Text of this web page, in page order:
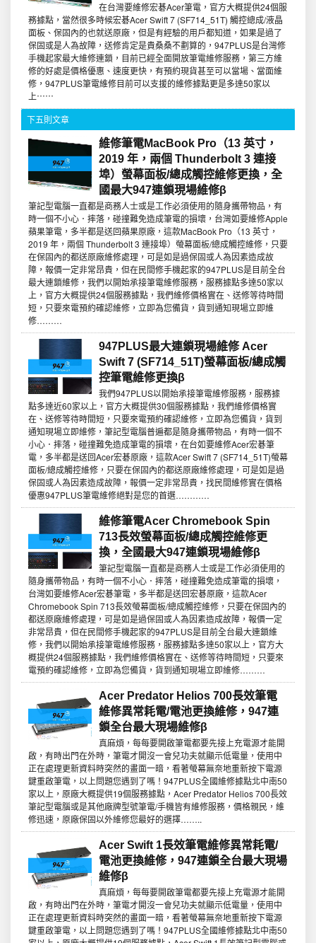
在台灣要維修宏碁Acer筆電，官方大概提供24個服
務據點，當然很多時候宏碁Acer Swift 7 (SF714_51T) 觸控總成/液晶
面板、保固內的也就送原廠，但是有經驗的用戶都知道，如果是過了
保固或是人為故障，送修肯定是貴桑桑不劃算的，947PLUS是台灣修
手機起家最大維修連鎖，目前已經全面開放筆電維修服務，第三方維
修的好處是價格優惠、速度更快，有預約現貨甚至可以當場、當面維
修，947PLUS筆電維修目前可以支援的維修據點更是多達50家以
上⋯⋯
下五則文章
維修筆電MacBook Pro（13 英寸，
2019 年，兩個 Thunderbolt 3 連接
埠）螢幕面板/總成觸控維修更換，全
國最大947連鎖現場維修β
筆記型電腦一直都是商務人士或是工作必須使用的隨身攜帶物品，有
時一個不小心．摔落，碰撞難免造成筆電的損壞，台灣如要維修Apple
蘋果筆電，多半都是送回蘋果原廠，這款MacBook Pro（13 英寸，
2019 年，兩個 Thunderbolt 3 連接埠）螢幕面板/總成觸控維修，只要
在保固內的都送原廠維修處理，可是如是過保固或人為因素造成故
障，報價一定非常昂貴，但在民間修手機起家的947PLUS是目前全台
最大連鎖維修，我們以開始承接筆電維修服務，服務據點多達50家以
上，官方大概提供24個服務據點，我們維修價格實在、送修等待時間
短，只要來電預約確認維修，立即為您備貨，貨到通知現場立即維
修………
947PLUS最大連鎖現場維修 Acer
Swift 7 (SF714_51T)螢幕面板/總成觸
控筆電維修更換β
我們947PLUS以開始承接筆電維修服務，服務據
點多達近60家以上，官方大概提供30個服務據點，我們維修價格實
在、送修等待時間短，只要來電預約確認維修，立即為您備貨，貨到
通知現場立即維修，筆記型電腦普遍都是隨身攜帶物品，有時一個不
小心．摔落，碰撞難免造成筆電的損壞，在台如要維修Acer宏碁筆
電，多半都是送回Acer宏碁原廠，這款Acer Swift 7 (SF714_51T)螢幕
面板/總成觸控維修，只要在保固內的都送原廠維修處理，可是如是過
保固或人為因素造成故障，報價一定非常昂貴，找民間維修實在價格
優惠947PLUS筆電維修絕對是您的首選…………
維修筆電Acer Chromebook Spin
713長效螢幕面板/總成觸控維修更
換，全國最大947連鎖現場維修β
筆記型電腦一直都是商務人士或是工作必須使用的
隨身攜帶物品，有時一個不小心．摔落，碰撞難免造成筆電的損壞，
台灣如要維修Acer宏碁筆電，多半都是送回宏碁原廠，這款Acer
Chromebook Spin 713長效螢幕面板/總成觸控維修，只要在保固內的
都送原廠維修處理，可是如是過保固或人為因素造成故障，報價一定
非常昂貴，但在民間修手機起家的947PLUS是目前全台最大連鎖維
修，我們以開始承接筆電維修服務，服務據點多達50家以上，官方大
概提供24個服務據點，我們維修價格實在、送修等待時間短，只要來
電預約確認維修，立即為您備貨，貨到通知現場立即維修………
Acer Predator Helios 700長效筆電
維修異常耗電/電池更換維修，947連
鎖全台最大現場維修β
真麻煩，每每要開啟筆電都要先接上充電源才能開
啟，有時出門在外時，筆電才開沒一會兒功夫就顯示低電量，使用中
正在處理更新資料時突然的畫面一暗，看著螢幕無奈地重新按下電源
鍵重啟筆電，以上問題您遇到了嗎！947PLUS全國維修據點北中南50
家以上，原廠大概提供19個服務據點，Acer Predator Helios 700長效
筆記型電腦或是其他廠牌型號筆電/手機皆有維修服務，價格親民，維
修迅速，原廠保固以外維修您最好的選擇……..
Acer Swift 1長效筆電維修異常耗電/
電池更換維修，947連鎖全台最大現場
維修β
真麻煩，每每要開啟筆電都要先接上充電源才能開
啟，有時出門在外時，筆電才開沒一會兒功夫就顯示低電量，使用中
正在處理更新資料時突然的畫面一暗，看著螢幕無奈地重新按下電源
鍵重啟筆電，以上問題您遇到了嗎！947PLUS全國維修據點北中南50